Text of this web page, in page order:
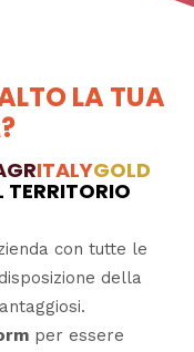
LA TUA
ITALYGOLD
TERRITORIO
con tutte le
della
per essere